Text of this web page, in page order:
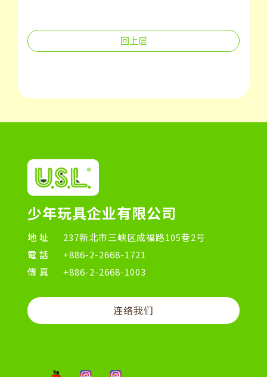
回上层
少年玩具企业有限公司
地址
237新北市三峡区成福路105巷2号
電話
+886-2-2668-1721
傳真
+886-2-2668-1003
连络我们